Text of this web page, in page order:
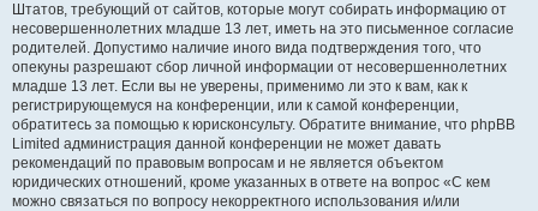
Штатов, требующий от сайтов, которые могут собирать информацию от
несовершеннолетних младше 13 лет, иметь на это письменное согласие
родителей. Допустимо наличие иного вида подтверждения того, что
опекуны разрешают сбор личной информации от несовершеннолетних
младше 13 лет. Если вы не уверены, применимо ли это к вам, как к
регистрирующемуся на конференции, или к самой конференции,
обратитесь за помощью к юрисконсульту. Обратите внимание, что phpBB
Limited администрация данной конференции не может давать
рекомендаций по правовым вопросам и не является объектом
юридических отношений, кроме указанных в ответе на вопрос «С кем
можно связаться по вопросу некорректного использования и/или